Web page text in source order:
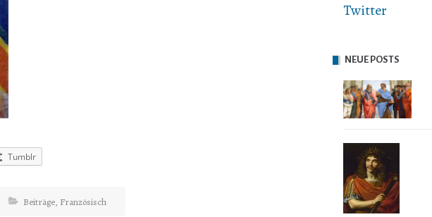
Tumblr
Beiträge, Französisch
Twitter
NEUE POSTS